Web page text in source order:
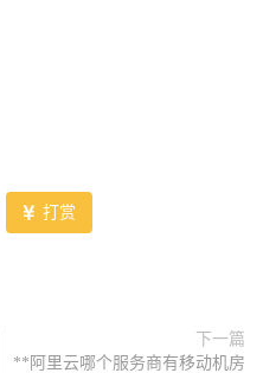
打赏
下一篇
**阿里云哪个服务商有移动机房